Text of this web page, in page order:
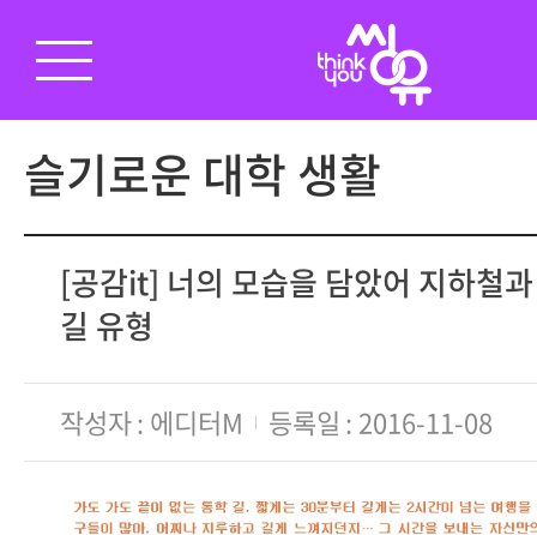
슬기로운 대학 생활
[공감it] 너의 모습을 담았어 지하철
길 유형
작성자 에디터M 등록일 2016-11-08